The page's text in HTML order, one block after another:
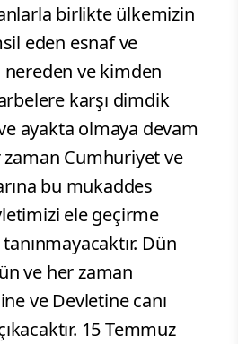
birlikte ülkemizin
eden esnaf ve
nereden ve kimden
karşı dimdik
ayakta olmaya devam
Cumhuriyet ve
bu mukaddes
ele geçirme
tanınmayacaktır. Dün
ve her zaman
ve Devletine canı
15 Temmuz